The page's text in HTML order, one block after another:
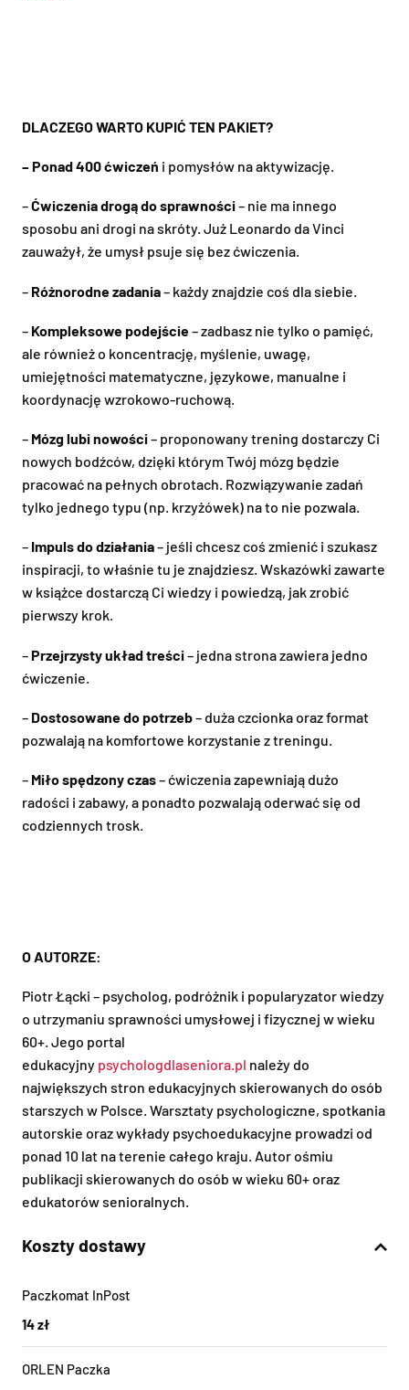
DLACZEGO WARTO KUPIĆ TEN PAKIET?
– Ponad 400 ćwiczeń i pomysłów na aktywizację.
–Ćwiczenia drogą do sprawności– nie ma innego
sposobu ani drogi na skróty. Już Leonardo da Vinci
zauważył, że umysł psuje się bez ćwiczenia.
– Różnorodne zadania– każdy znajdzie coś dla siebie.
– Kompleksowe podejście– zadbasz nie tylko o pamięć,
ale również o koncentrację, myślenie, uwagę,
umiejętności matematyczne, językowe, manualne i
koordynację wzrokowo-ruchową.
– Mózg lubi nowości– proponowany trening dostarczy Ci
nowych bodźców, dzięki którym Twój mózg będzie
pracować na pełnych obrotach. Rozwiązywanie zadań
tylko jednego typu (np. krzyżówek) na to nie pozwala.
– Impuls do działania– jeśli chcesz coś zmienić i szukasz
inspiracji, to właśnie tu je znajdziesz. Wskazówki zawarte
w książce dostarczą Ci wiedzy i powiedzą, jak zrobić
pierwszy krok.
–Przejrzysty układ treści– jedna strona zawiera jedno
ćwiczenie.
– Dostosowane do potrzeb– duża czcionka oraz format
pozwalają na komfortowe korzystanie z treningu.
– Miło spędzony czas– ćwiczenia zapewniają dużo
radości i zabawy, a ponadto pozwalają oderwać się od
codziennych trosk.
O AUTORZE:
Piotr Łącki – psycholog, podróżnik i popularyzator wiedzy
o utrzymaniu sprawności umysłowej i fizycznej w wieku
60+. Jego portal
edukacyjny psychologdlaseniora.pl należy do
największych stron edukacyjnych skierowanych do osób
starszych w Polsce. Warsztaty psychologiczne, spotkania
autorskie oraz wykłady psychoedukacyjne prowadzi od
ponad 10 lat na terenie całego kraju. Autor ośmiu
publikacji skierowanych do osób w wieku 60+ oraz
edukatorów senioralnych.
Koszty dostawy
Paczkomat InPost
14 zł
ORLEN Paczka